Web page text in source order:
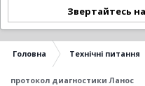
Звертайтесь
Головна Технічні питання
протокол диагностики Ланос